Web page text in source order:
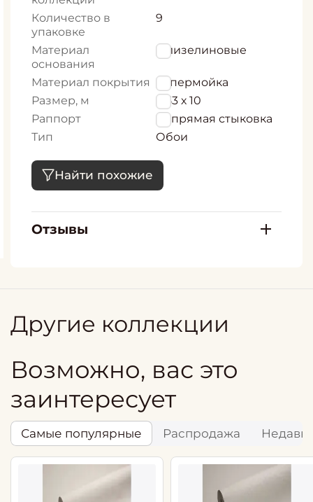
Количество в
упаковке
9
Материал
основания
Флизелиновые
Материал покрытия Супермойка
Размер, м
0,53 х 10
Раппорт
53 прямая стыковка
Тип
Обои
Найти похожие
Отзывы
Другие коллекции
Возможно, вас это
заинтересует
Самые популярные Распродажа